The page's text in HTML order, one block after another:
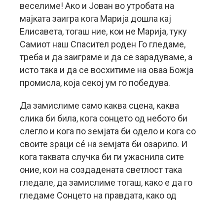
веселиме! Ако и Јован во утробата на
мајката заигра кога Марија дошла кај
Елисавета, тогаш ние, кои не Марија, туку
Самиот наш Спасител роден Го гледаме,
треба и да заиграме и да се зарадуваме, а
исто така и да се восхитиме на оваа Божја
промисла, која секој ум го победува.
Да замислиме само каква сцена, каква
слика би била, кога сонцето од небото би
слегло и кога по земјата би одело и кога со
своите зраци сé на земјата би озарило. И
кога таквата случка би ги ужаснила сите
оние, кои на создадената светлост така
гледале, да замислиме тогаш, како е да го
гледаме Сонцето на правдата, како од